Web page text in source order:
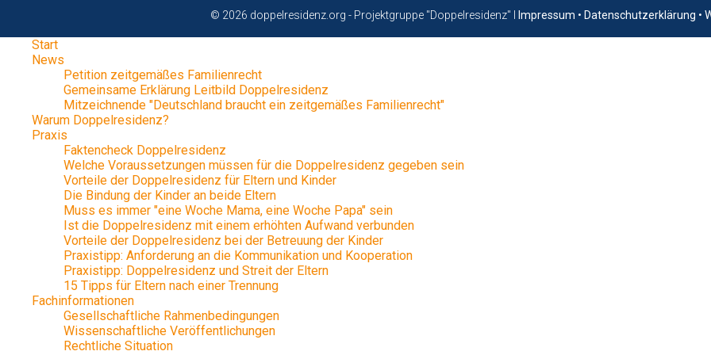
© 2026 doppelresidenz.org - Projektgruppe "Doppelresidenz" I Impressum • Datenschutzerklärung •
Start
News
Petition zeitgemäßes Familienrecht
Gemeinsame Erklärung Leitbild Doppelresidenz
Mitzeichnende "Deutschland braucht ein zeitgemäßes Familienrecht"
Warum Doppelresidenz?
Praxis
Faktencheck Doppelresidenz
Welche Voraussetzungen müssen für die Doppelresidenz gegeben sein
Vorteile der Doppelresidenz für Eltern und Kinder
Die Bindung der Kinder an beide Eltern
Muss es immer "eine Woche Mama, eine Woche Papa" sein
Ist die Doppelresidenz mit einem erhöhten Aufwand verbunden
Vorteile der Doppelresidenz bei der Betreuung der Kinder
Praxistipp: Anforderung an die Kommunikation und Kooperation
Praxistipp: Doppelresidenz und Streit der Eltern
15 Tipps für Eltern nach einer Trennung
Fachinformationen
Gesellschaftliche Rahmenbedingungen
Wissenschaftliche Veröffentlichungen
Rechtliche Situation